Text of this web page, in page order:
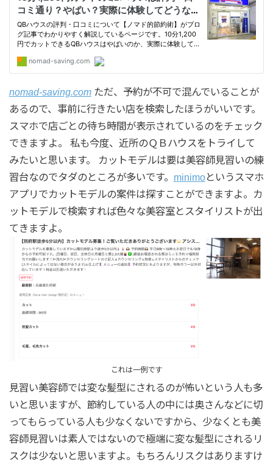
nomad-saving.comただ、予約が不可で混んでいることが
あるので、事前に行きたい店を検索したほうがいいです。
スマホで店ごとの待ち時間が表示されているのをチェック
できますよ。 私も今度、近所のＱＢハウスをトライして
みたいと思います。 カットモデルは要は美容師見習いの練
習台なのでタダのところが多いです。 minimoというスマホ
アプリでカットモデルの案件は探すことができますよ。カ
ットモデルで検索すれば色々な美容室とスタイリストが出
てきますよ。
これは一例です
見習い美容師では変な髪型にされるのが怖いという人も多
いと思いますが、節約している人の中には奥さんなどに切
ってもらっている人も少なくないですから、少なくとも美
容師見習いは素人ではないので極端に変な髪型にされるリ
スクは少ないと思いますよ。もちろんリスクはありますけ